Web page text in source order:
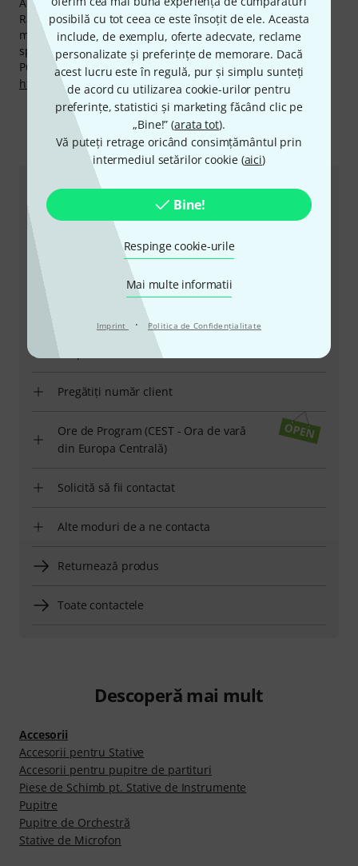
posibilă cu tot ceea ce este însoțit de ele. Aceasta
include, de exemplu, oferte adecvate, reclame
personalizate și preferințe de memorare. Dacă
acest lucru este în regulă, pur și simplu sunteți
de acord cu utilizarea cookie-urilor pentru
preferințe, statistici și marketing făcând clic pe
„Bine!” (arata tot).
Vă puteți retrage oricând consimțământul prin
intermediul setărilor cookie (aici)
Bine!
Respinge cookie-urile
Mai multe informatii
Imprint · Politica de Confidenţialitate
Rambursarea Banilor în 30 de Zile, 3 ani garanţie cât şi
multe alte servicii cum ar fi asistenţa pe site asigurată de
specialişti calificaţi,etc.
Puteți găsi mai multe informații despre producător pe
http://www.manhasset-specialty.com
Ne puteți contacta astfel
Serviciul Clienți România
+49-9546-9223-530
Personalul nostru de la service e aici pentru a vă ajuta
cu orice problemă
Pregătiți număr client
Ore de Program (CEST - Ora de vară
din Europa Centrală)
Solicită să fii contactat
Alte moduri de a ne contacta
Returnează produs
Toate contactele
Descoperă mai mult
Accesorii
Accesorii pentru Stative
Accesorii pentru pupitre de partituri
Piese de Schimb pt. Stative de Instrumente
Pupitre
Pupitre de Orchestră
Stative de Microfon